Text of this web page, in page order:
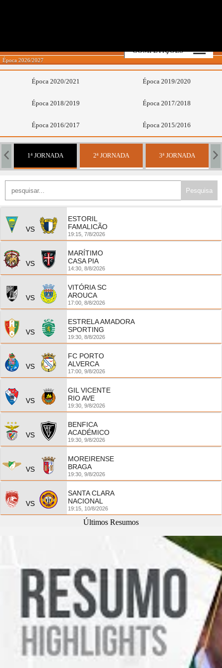
Época 2026/2027
COMPETIÇÕES
Época 2020/2021 Época 2019/2020
Época 2018/2019 Época 2017/2018
Época 2016/2017 Época 2015/2016
1ª JORNADA 2ª JORNADA 3ª JORNADA
VS
ESTORIL
FAMALICÃO
19:15, 7/8/2026
VS
MARÍTIMO
CASA PIA
14:30, 8/8/2026
VS
VITÓRIA SC
AROUCA
17:00, 8/8/2026
VS
ESTRELA AMADORA
SPORTING
19:30, 8/8/2026
VS
FC PORTO
ALVERCA
17:00, 9/8/2026
VS
GIL VICENTE
RIO AVE
19:30, 9/8/2026
VS
BENFICA
ACADÉMICO
19:30, 9/8/2026
VS
MOREIRENSE
BRAGA
19:30, 9/8/2026
VS
SANTA CLARA
NACIONAL
19:15, 10/8/2026
Últimos Resumos